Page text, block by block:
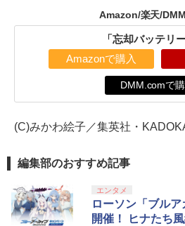
Amazon/楽天/
「忘却バッテリ
Amazonで購入
DMM.comで
(C)みかわ絵子／集英社・
編集部のおすすめ記事
エンタメ
ローソン「ブル
開催！ ヒナたち